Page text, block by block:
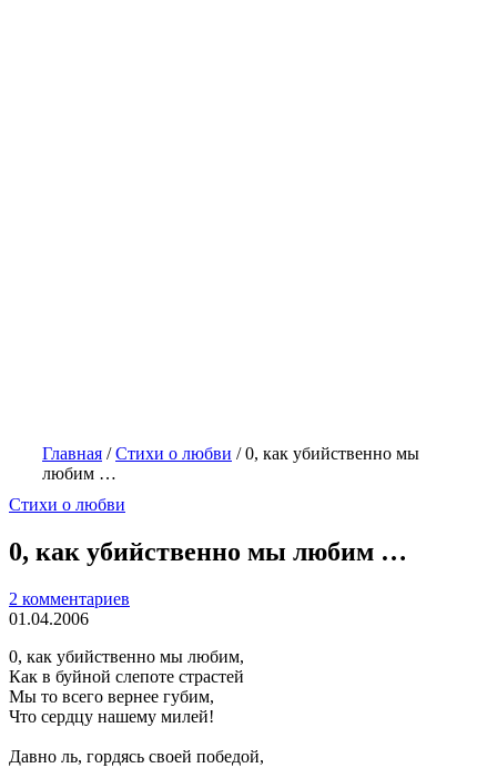
Главная /Стихи о любви /0, как убийственно мы
любим …
Стихи о любви
0, как убийственно мы любим …
2 комментариев
01.04.2006
0, как убийственно мы любим,
Как в буйной слепоте страстей
Мы то всего вернее губим,
Что сердцу нашему милей!
Давно ль, гордясь своей победой,